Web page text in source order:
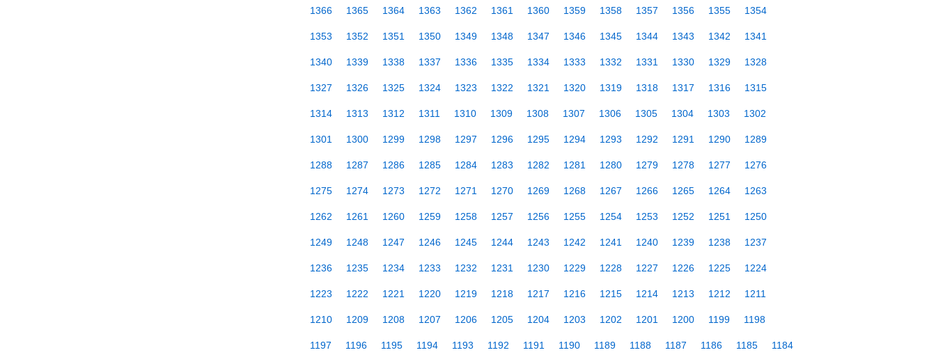
1366 1365 1364 1363 1362 1361 1360 1359 1358 1357 1356 1355 1354
1353 1352 1351 1350 1349 1348 1347 1346 1345 1344 1343 1342 1341
1340 1339 1338 1337 1336 1335 1334 1333 1332 1331 1330 1329 1328
1327 1326 1325 1324 1323 1322 1321 1320 1319 1318 1317 1316 1315
1314 1313 1312 1311 1310 1309 1308 1307 1306 1305 1304 1303 1302
1301 1300 1299 1298 1297 1296 1295 1294 1293 1292 1291 1290 1289
1288 1287 1286 1285 1284 1283 1282 1281 1280 1279 1278 1277 1276
1275 1274 1273 1272 1271 1270 1269 1268 1267 1266 1265 1264 1263
1262 1261 1260 1259 1258 1257 1256 1255 1254 1253 1252 1251 1250
1249 1248 1247 1246 1245 1244 1243 1242 1241 1240 1239 1238 1237
1236 1235 1234 1233 1232 1231 1230 1229 1228 1227 1226 1225 1224
1223 1222 1221 1220 1219 1218 1217 1216 1215 1214 1213 1212 1211
1210 1209 1208 1207 1206 1205 1204 1203 1202 1201 1200 1199 1198
1197 1196 1195 1194 1193 1192 1191 1190 1189 1188 1187 1186 1185 1184